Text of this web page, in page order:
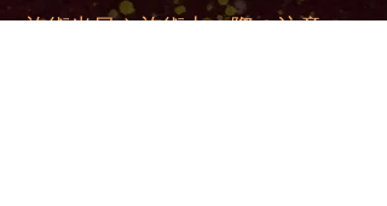
施術当日や施術中の際の注意